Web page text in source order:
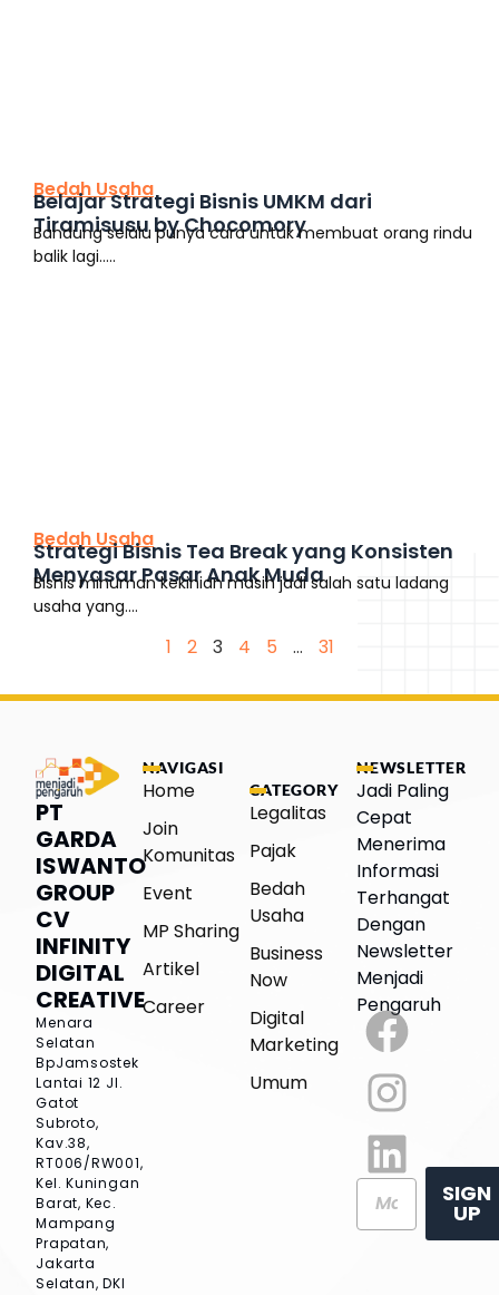
Bedah Usaha
Belajar Strategi Bisnis UMKM dari
Tiramisusu by Chocomory
Bandung selalu punya cara untuk membuat orang rindu
balik lagi.....
Bedah Usaha
Strategi Bisnis Tea Break yang Konsisten
Menyasar Pasar Anak Muda
Bisnis minuman kekinian masih jadi salah satu ladang
usaha yang....
1 2 3 4 5 … 31
PT
GARDA
ISWANTO
GROUP
CV
INFINITY
DIGITAL
CREATIVE
Menara
Selatan
BpJamsostek
Lantai 12 Jl.
Gatot
Subroto,
Kav.38,
RT006/RW001,
Kel. Kuningan
Barat, Kec.
Mampang
Prapatan,
Jakarta
Selatan, DKI
NAVIGASI
Home
Join
Komunitas
Event
MP Sharing
Artikel
Career
CATEGORY
Legalitas
Pajak
Bedah
Usaha
Business
Now
Digital
Marketing
Umum
NEWSLETTER
Jadi Paling
Cepat
Menerima
Informasi
Terhangat
Dengan
Newsletter
Menjadi
Pengaruh
SIGN
UP